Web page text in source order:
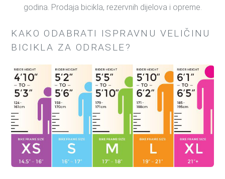
godina. Prodaja bicikla, rezervnih dijelova i opreme.
KAKO ODABRATI ISPRAVNU VELIČINU
BICIKLA ZA ODRASLE?